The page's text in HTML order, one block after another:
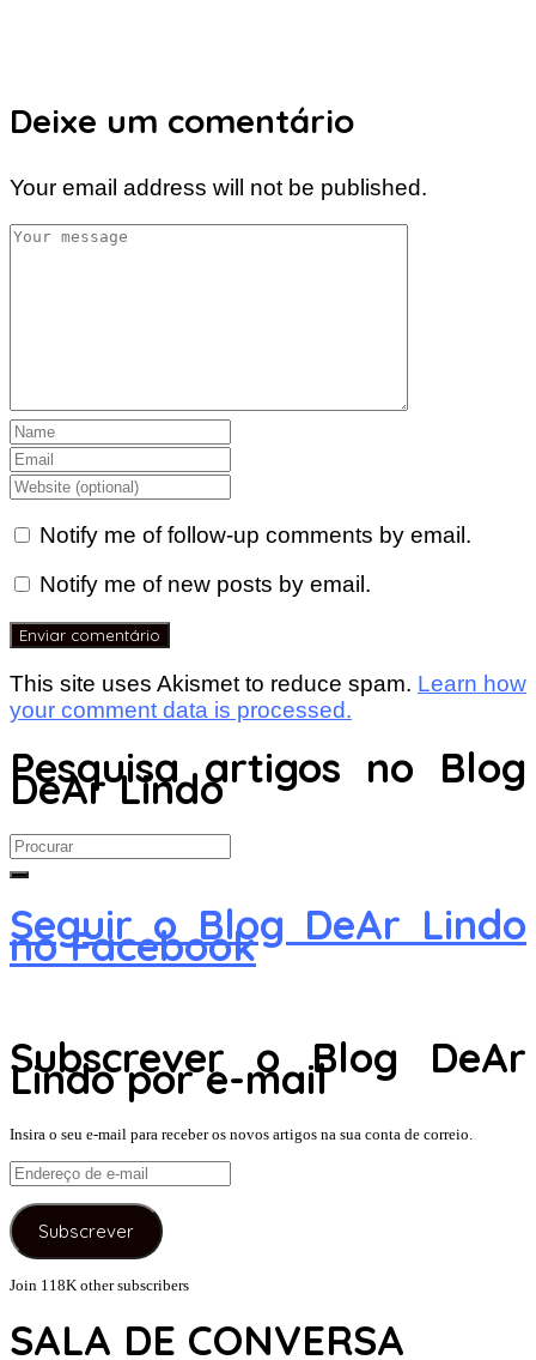
Deixe um comentário
Your email address will not be published.
Notify me of follow-up comments by email.
Notify me of new posts by email.
This site uses Akismet to reduce spam. Learn how
your comment data is processed.
Pesquisa artigos no Blog
DeAr Lindo
Search
for:
Seguir o Blog DeAr Lindo
no Facebook
Subscrever o Blog DeAr
Lindo por e-mail
Insira o seu e-mail para receber os novos artigos na sua conta de correio.
Endereço
de
e-
mail
Subscrever
Join 118K other subscribers
SALA DE CONVERSA